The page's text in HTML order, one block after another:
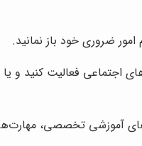
ضروری خود باز نمانید.
اجتماعی فعالیت کنید و
آموزشی تخصصی،